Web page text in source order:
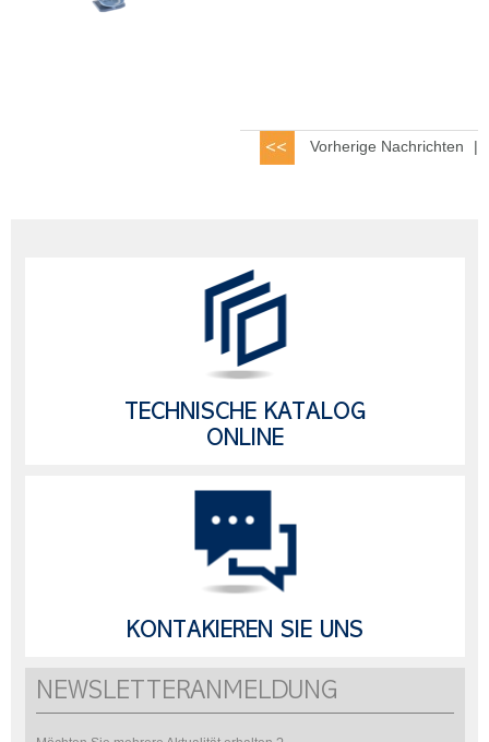
Vorherige Nachrichten |
TECHNISCHE KATALOG
ONLINE
KONTAKIEREN SIE UNS
NEWSLETTERANMELDUNG